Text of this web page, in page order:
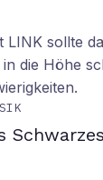
LINK sollte
die Höhe